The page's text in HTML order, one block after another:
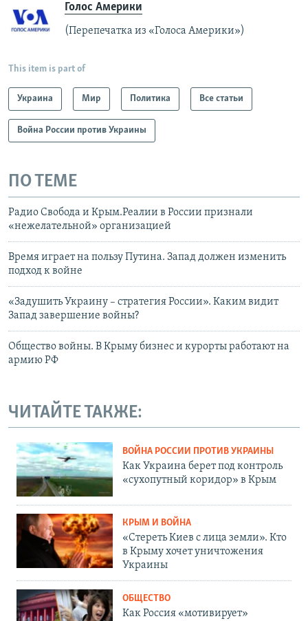
Голос Америки
(Перепечатка из «Голоса Америки»)
This item is part of
Украина Мир Политика Все статьи
Война России против Украины
ПО ТЕМЕ
Радио Свобода и Крым.Реалии в России признали
«нежелательной» организацией
Время играет на пользу Путина. Запад должен изменить
подход к войне
«Задушить Украину – стратегия России». Каким видит
Запад завершение войны?
Общество войны. В Крыму бизнес и курорты работают на
армию РФ
ЧИТАЙТЕ ТАКЖЕ:
ВОЙНА РОССИИ ПРОТИВ УКРАИНЫ
Как Украина берет под контроль
«сухопутный коридор» в Крым
КРЫМ И ВОЙНА
«Стереть Киев с лица земли». Кто
в Крыму хочет уничтожения
Украины
ОБЩЕСТВО
Как Россия «мотивирует»